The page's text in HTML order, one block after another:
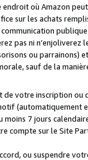
où Amazon
sur les achats
pas ni
ou parrainons)
sauf de la
de votre inscription
(automatiquement
moins 7 jours
compte sur le Site
ou suspendre